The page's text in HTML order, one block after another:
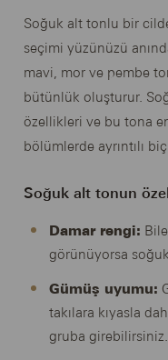
Soğuk alt tonlu bir
seçimi yüzünüzü
mavi, mor ve pembe
bütünlük oluşturur.
özellikleri ve bu tona
bölümlerde ayrıntılı
Soğuk alt tonun
Damar rengi:
görünüyorsa
Gümüş uyumu:
takılara kıyasla
gruba girebilirsiniz.